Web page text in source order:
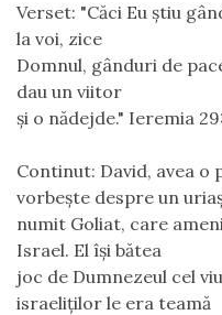
Verset: "Căci Eu ştiu
la voi, zice
Domnul, gânduri de
dau un viitor
şi o nădejde." Ieremia
Continut: David, avea o
vorbeşte despre un
numit Goliat, care
Israel. El îşi bătea
joc de Dumnezeul cel
israeliţilor le era teamă